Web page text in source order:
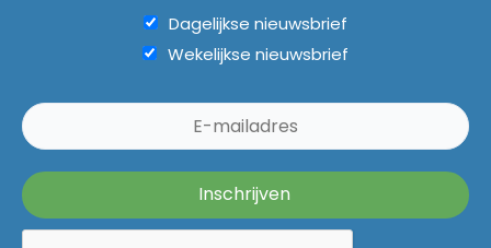
Dagelijkse nieuwsbrief
Wekelijkse nieuwsbrief